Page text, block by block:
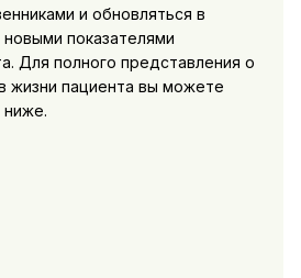
и обновляться в
показателями
Для полного представления о
жизни пациента вы можете
ниже.